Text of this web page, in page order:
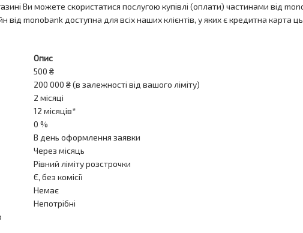
Ви можете скористатися послугою купівлі (оплати) частинами від
monobank доступна для всіх наших клієнтів, у яких є кредитна карта
Опис
500 ₴
200 000 ₴ (в залежності від вашого ліміту)
2 місяці
12 місяців*
0 %
В день оформлення заявки
Через місяць
Рівний ліміту розстрочки
Є, без комісії
Немає
Непотрібні